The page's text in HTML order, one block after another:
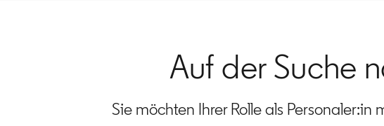
Auf der Suche
Sie möchten Ihrer Rolle als